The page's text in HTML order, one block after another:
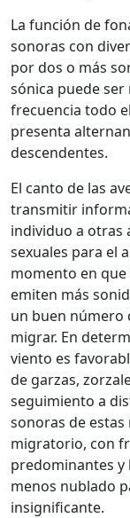
La función de
sonoras con
por dos o más
sónica puede
frecuencia todo
presenta
descendentes.
El canto de las
transmitir
individuo a otras
sexuales para el
momento en que
emiten más
un buen número
migrar. En
viento es
de garzas,
seguimiento a
sonoras de
migratorio, con
predominantes y
menos nublado
insignificante.